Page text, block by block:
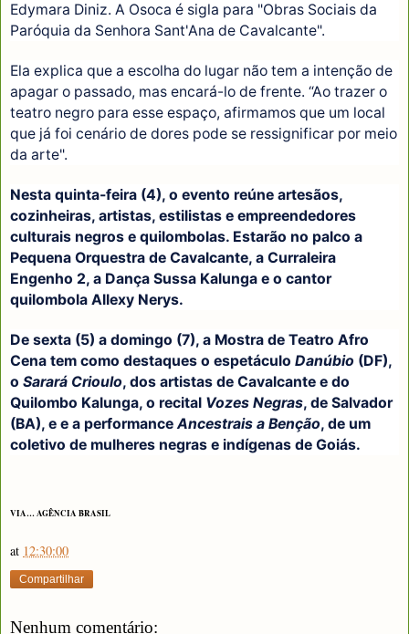
Edymara Diniz. A Osoca é sigla para "Obras Sociais da
Paróquia da Senhora Sant'Ana de Cavalcante".
Ela explica que a escolha do lugar não tem a intenção de
apagar o passado, mas encará-lo de frente. “Ao trazer o
teatro negro para esse espaço, afirmamos que um local
que já foi cenário de dores pode se ressignificar por meio
da arte".
Nesta quinta-feira (4), o evento reúne artesãos,
cozinheiras, artistas, estilistas e empreendedores
culturais negros e quilombolas. Estarão no palco a
Pequena Orquestra de Cavalcante, a Curraleira
Engenho 2, a Dança Sussa Kalunga e o cantor
quilombola Allexy Nerys.
De sexta (5) a domingo (7), a Mostra de Teatro Afro
Cena tem como destaques o espetáculo Danúbio (DF),
o Sarará Crioulo, dos artistas de Cavalcante e do
Quilombo Kalunga, o recital Vozes Negras, de Salvador
(BA), e e a performance Ancestrais a Benção, de um
coletivo de mulheres negras e indígenas de Goiás.
VIA… AGÊNCIA BRASIL
at 12:30:00
Compartilhar
Nenhum comentário: